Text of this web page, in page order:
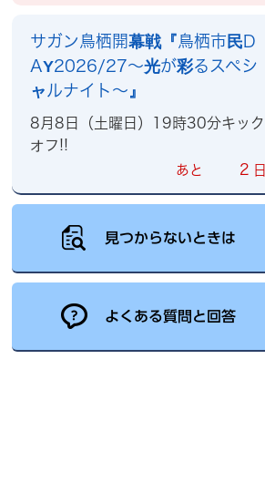
サガン鳥栖開幕戦『鳥栖市民D
AY2026/27～光が彩るスペシ
ャルナイト～』
8月8日（土曜日）19時30分キック
オフ!!
あと 2 日
見つからないときは
よくある質問と回答